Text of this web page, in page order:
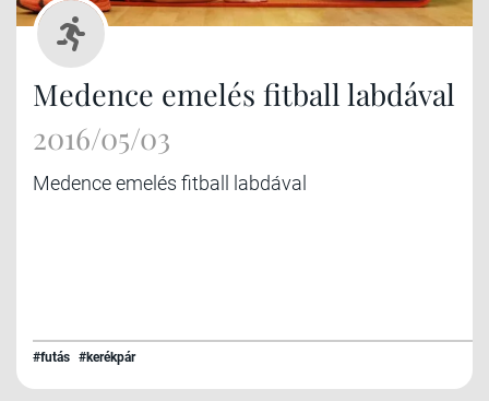
Medence emelés fitball labdával
2016/05/03
Medence emelés fitball labdával
#futás #kerékpár